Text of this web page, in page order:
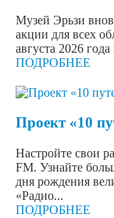
Музей Эрьзи
акции для всех
августа 2026
ПОДРОБНЕЕ
Проект «10
Настройте свои
FM. Узнайте
дня рождения
«Радио...
ПОДРОБНЕЕ